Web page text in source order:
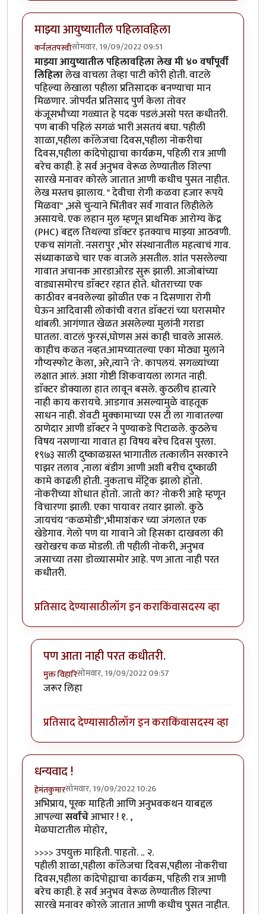
माझ्या आयुष्यातील पहिलावहिला
कर्नलतपस्वीसोमवार, 19/09/2022 09:51
माझ्या आयुष्यातील पहिलावहिला लेख मी ४० वर्षांपूर्वी
लिहिलालेख वाचला तेव्हा पाटी कोरी होती. वाटले
पहिल्या लेखाला पहीला प्रतिसादक बनण्याचा मान
मिळणार. जोपर्यंत प्रतिसाद पुर्ण केला तोवर
कंजूसभौच्या गळ्यात हे पदक पडलं.असो परत कधीतरी.
पण बाकी पहिलं सगळं भारी असतयं बघा. पहीली
शाळा,पहीला काॅलेजचा दिवस,पहीला नोकरीचा
दिवस,पहीला कांदेपोह्याचा कार्यक्रम, पहिली रात्र आणी
बरेच काही. हे सर्व अनुभव वेरूळ लेण्यातील शिल्पा
सारखे मनावर कोरले जातात आणी कधीच पुसत नाहीत.
लेख मस्तच झालाय. " देवीचा रोगी कळवा हजार रूपये
मिळवा" ,असे चुन्याने भिंतीवर सर्व गावात लिहीलेले
असायचे. एक लहान मुल म्हणून प्राथमिक आरोग्य केंद्र
(PHC) बद्दल तिथल्या डाॅक्टर इतक्याच माझ्या आठवणी.
एकच सांगतो. नसरापुर ,भोर संस्थानातील महत्वाचं गाव.
संध्याकाळचे चार एक वाजले असतील. शांत पसरलेल्या
गावात अचानक आरडाओरड सुरू झाली. आजोबांच्या
वाड्यासमोरच डाॅक्टर रहात होते. धोतराच्या एक
काठीवर बनवलेल्या झोळीत एक न दिसणारा रोगी
घेऊन आदिवासी लोकांची वरात डाॅक्टरां च्या घरासमोर
थांबली. आगंणात खेळत असलेल्या मुलांनी गराडा
घातला. वाटलं फुरसं,घोणस असं काही चावले आसलं.
काहीच कळत नव्हत.आमच्यातल्या एका मोठ्या मुलाने
गौप्यस्फोट केला, अरे,त्याने 'ते'. कापलयं. सगळ्यांच्या
लक्षात आलं. अशा गोष्टी शिकवायला लागत नाही.
डाॅक्टर डोक्याला हात लावून बसले. कुठलीच हात्यारे
नाही काय करायचे. आडगाव असल्यामुळे वाहतूक
साधन नाही. शेवटी मुक्कामाच्या एस टी ला गावातल्या
ठाणेदार आणी डाॅक्टर ने पुण्याकडे पिटाळले. कुठलेच
विषय नसणाऱ्या गावात हा विषय बरेच दिवस पुरला.
१९७३ साली दुष्काळग्रस्त भागातील तत्कालीन सरकारने
पाझर तलाव ,नाला बंडीग आणी अशी बरीच दुष्काळी
कामे काढली होती. नुकताच मॅट्रिक झालो होतो.
नोकरीच्या शोधात होतो. जातो का? नोकरी आहे म्हणून
विचारणा झाली. एका पायावर तयार झालो. कुठे
जायचंय "कळमोडी",भीमाशंकर च्या जंगलात एक
खेडेगाव. गेलो पण या गावाने जो हिसका दाखवला की
खरोखरच कळ मोडली. ती पहीली नोकरी, अनुभव
जसाच्या तसा डोळ्यासमोर आहे. पण आता नाही परत
कधीतरी.
प्रतिसाद देण्यासाठीलॉग इन कराकिंवासदस्य व्हा
पण आता नाही परत कधीतरी.
मुक्त विहारिसोमवार, 19/09/2022 09:57
In reply to
जरूर लिहा
प्रतिसाद देण्यासाठीलॉग इन कराकिंवासदस्य व्हा
धन्यवाद !
हेमंतकुमारसोमवार, 19/09/2022 10:26
अभिप्राय, पूरक माहिती आणि अनुभवकथन याबद्दल
आपल्यासर्वांचेआभार ! १. ,
मेळघाटातील मोहोर,
>>>> उपयुक्त माहिती. पाहतो. .. २.
पहीली शाळा,पहीला काॅलेजचा दिवस,पहीला नोकरीचा
दिवस,पहीला कांदेपोह्याचा कार्यक्रम, पहिली रात्र आणी
बरेच काही. हे सर्व अनुभव वेरूळ लेण्यातील शिल्पा
सारखे मनावर कोरले जातात आणी कधीच पुसत नाहीत.